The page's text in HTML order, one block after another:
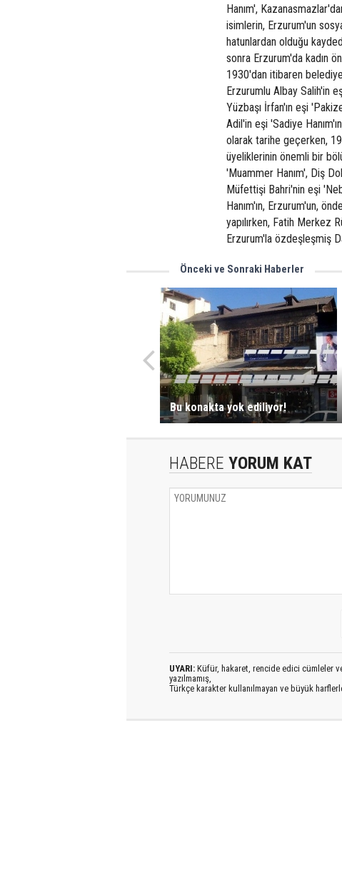
Hanım',
isimlerin, Erzurum'un
hatunlardan olduğu
sonra Erzurum'da kadın
1930'dan itibaren
Erzurumlu Albay Salih'in
Yüzbaşı İrfan'ın eşi
Adil'in eşi 'Sadiye
olarak tarihe geçerken,
üyeliklerinin önemli bir
'Muammer Hanım', Diş
Müfettişi Bahri'nin eşi
Hanım'ın, Erzurum'un,
yapılırken, Fatih Merkez
Erzurum'la özdeşleşmiş
Önceki ve Sonraki Haberler
Bu konakta yok ediliyor!
HABERE YORUM KAT
UYARI: Küfür, hakaret, rencide edici cümleler
yazılmamış,
Türkçe karakter kullanılmayan ve büyük